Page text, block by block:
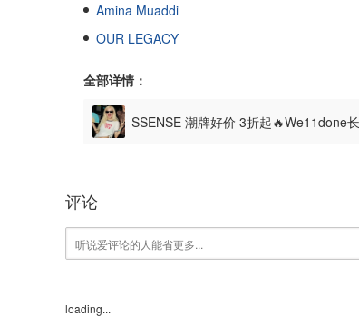
Amina Muaddi
OUR LEGACY
全部详情：
SSENSE 潮牌好价 3折起🔥We11done
评论
loading...